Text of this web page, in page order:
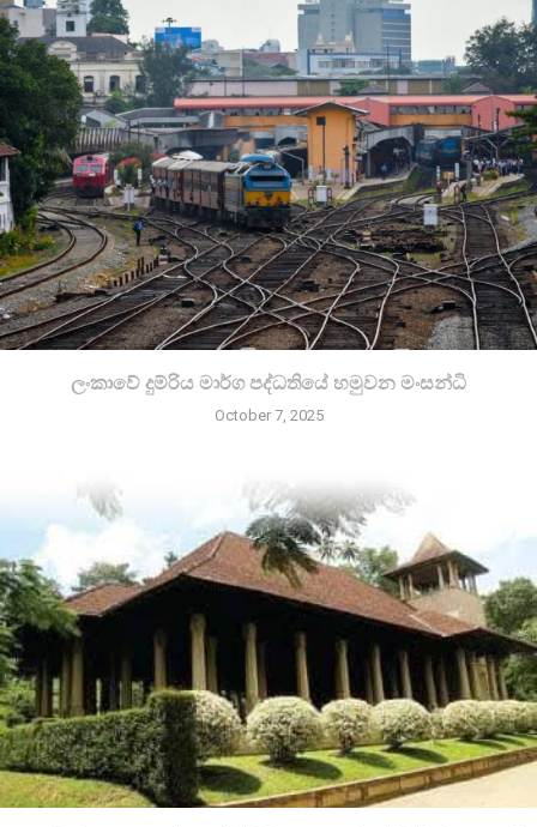
ලංකාවේ දුම්රිය මාර්ග පද්ධතියේ හමුවන මංසන්ධි
October 7, 2025